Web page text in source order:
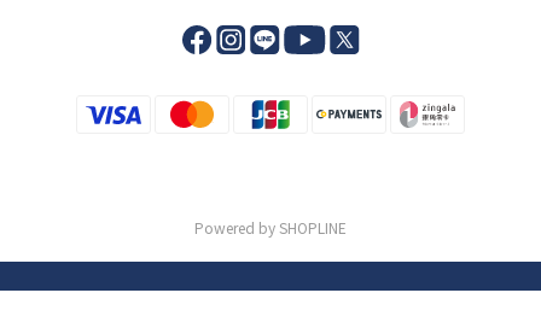
Powered by SHOPLINE